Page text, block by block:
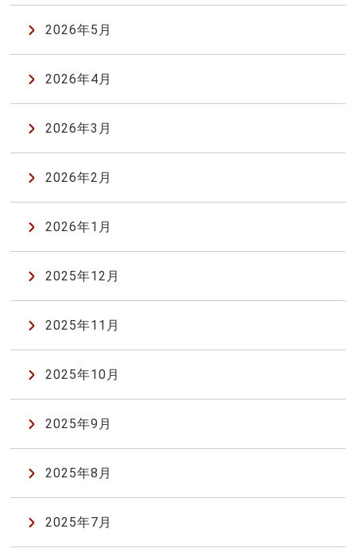
2026年5月
2026年4月
2026年3月
2026年2月
2026年1月
2025年12月
2025年11月
2025年10月
2025年9月
2025年8月
2025年7月